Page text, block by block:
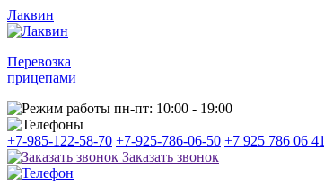
Лаквин
Перевозка
прицепами
пн-пт: 10:00 - 19:00
+7-985-122-58-70 +7-925-786-06-50 +7 925 786 06 41
Заказать звонок